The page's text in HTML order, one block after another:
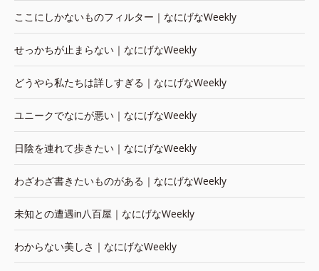
ここにしかないものフィルター｜なにげなWeekly
せっかちが止まらない｜なにげなWeekly
どうやら私たちは詳しすぎる｜なにげなWeekly
ユニークでなにが悪い｜なにげなWeekly
日陰を連れて歩きたい｜なにげなWeekly
わざわざ書きたいものがある｜なにげなWeekly
未知との遭遇in八百屋｜なにげなWeekly
わからない美しさ｜なにげなWeekly